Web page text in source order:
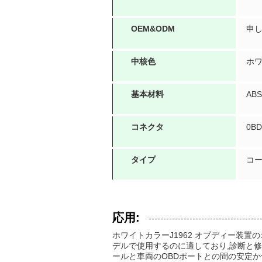
OEM&ODM 申
中核色 ホ
基本材料
コネクタ
タイプ コ
応用:
ホワイトカラーJ1962 オブディー装置
デルで使用するのに適しており,診断と
ールと車両のOBDポートとの間の安定